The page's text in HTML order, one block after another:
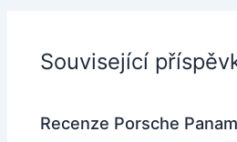
Související
Recenze Porsche